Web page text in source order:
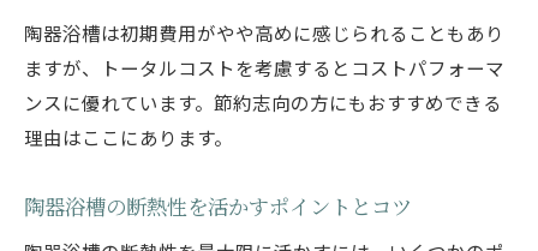
陶器浴槽は初期費用がやや高めに感じられることもあり
ますが、トータルコストを考慮するとコストパフォーマ
ンスに優れています。節約志向の方にもおすすめできる
理由はここにあります。
陶器浴槽の断熱性を活かすポイントとコツ